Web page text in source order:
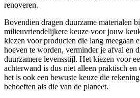
renoveren.
Bovendien dragen duurzame materialen
milieuvriendelijkere keuze voor jouw
kiezen voor producten die lang meegaan
hoeven te worden, verminder je afval en
duurzamere levensstijl. Het kiezen voor
achterwand is dus niet alleen praktisch
het is ook een bewuste keuze die
behoeften als die van de planeet.